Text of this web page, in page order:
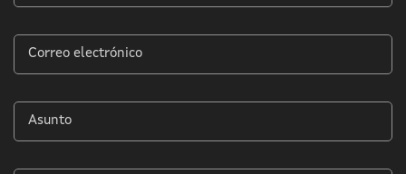
*
Correo
electrónico
*
Asunto
*